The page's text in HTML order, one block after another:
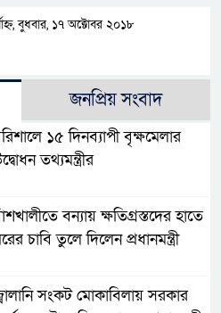
বুধবার, ১৭ অক্টোবর ২০১৮
জনপ্রিয় সংবাদ
১৫ দিনব্যাপী বৃক্ষমেলার
তথ্যমন্ত্রীর
বন্যায় ক্ষতিগ্রস্তদের হাতে
চাবি তুলে দিলেন প্রধানমন্ত্রী
সংকট মোকাবিলায় সরকার